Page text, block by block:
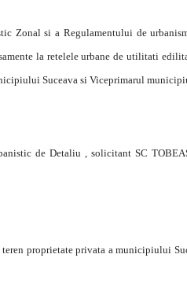
Zonal si a Regulamentului de
la retelele urbane de utilitati
Suceava si Viceprimarul
de Detaliu , solicitant SC
proprietate privata a municipiului